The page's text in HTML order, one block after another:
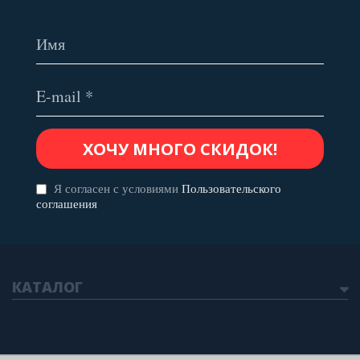
Я согласен с условиями Пользовательского
соглашения
КАТАЛОГ